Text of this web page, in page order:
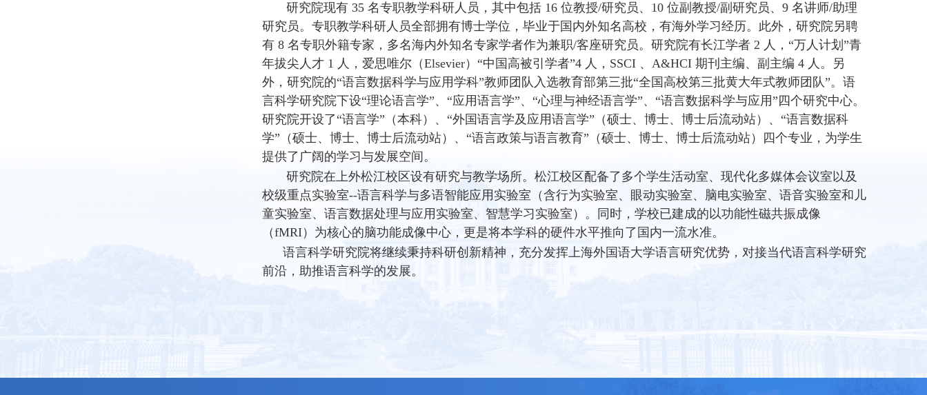
研究院现有 35 名专职教学科研人员，其中包括 16 位教授/研究员、10 位副教授/副研究员、9名讲师/助理
研究员。专职教学科研人员全部拥有博士学位，毕业于国内外知名高校，有海外学习经历。此外，研究院另聘
有8名专职外籍专家， 多名海内外知名专家学者作为兼职/客座研究员。研究院有长江学者2 人， “万人计划”青
年拔尖人才 1 人，爱思唯尔（Elsevier） “中国高被引学者”4 人， SSCI 、A&HCI期刊主编、副主编4 人。另
外，研究院的“语言数据科学与应用学科”教师团队入选教育部第三批“全国高校第三批黄大年式教师团队”。语
言科学研究院下设“理论语言学”、“应用语言学”、“心理与神经语言学”、“语言数据科学与应用”四个研究中心。
研究院开设了“语言学”（本科）、 “外国语言学及应用语言学”（硕士、博士、博士后流动站）、“语言数据科
学” （硕士、博士、博士后流动站）、“语言政策与语言教育”（硕士、博士、博士后流动站）四个专业，为学生
提供了广阔的学习与发展空间。
研究院在上外松江校区设有研究与教学场所。松江校区配备了多个学生活动室、现代化多媒体会议室以及
校级重点实验室--语言科学与多语智能应用实验室（含行为实验室、眼动实验室、脑电实验室、语音实验室和儿
童实验室、语言数据处理与应用实验室、智慧学习实验室）。同时，学校已建成的以功能性磁共振成像
（fMRI） 为核心的脑功能成像中心，更是将本学科的硬件水平推向了国内一流水准。
语言科学研究院将继续秉持科研创新精神，充分发挥上海外国语大学语言研究优势，对接当代语言科学研究
前沿，助推语言科学的发展。